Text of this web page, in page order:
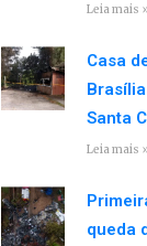
Leia mais
Casa
Santa
Leia mais
queda